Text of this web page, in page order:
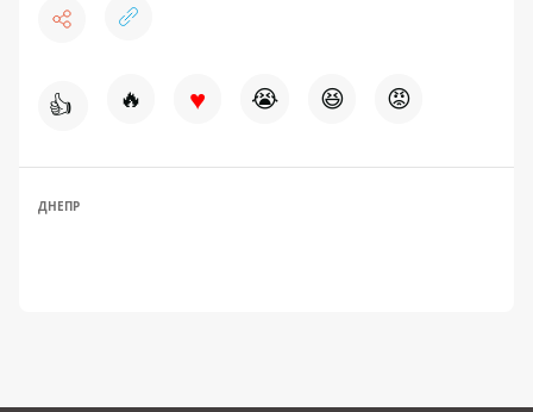
👍 🔥 ♥ 😭 😆 😡
ДНЕПР